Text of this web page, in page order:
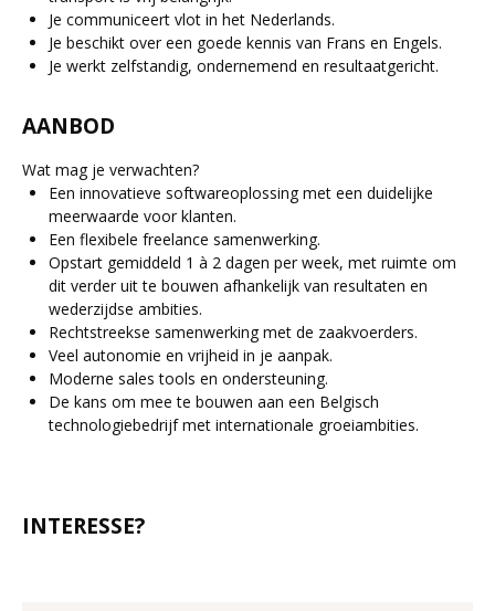
Je communiceert vlot in het Nederlands.
Je beschikt over een goede kennis van Frans en Engels.
Je werkt zelfstandig, ondernemend en resultaatgericht.
AANBOD
Wat mag je verwachten?
Een innovatieve softwareoplossing met een duidelijke
meerwaarde voor klanten.
Een flexibele freelance samenwerking.
Opstart gemiddeld 1 à 2 dagen per week, met ruimte om
dit verder uit te bouwen afhankelijk van resultaten en
wederzijdse ambities.
Rechtstreekse samenwerking met de zaakvoerders.
Veel autonomie en vrijheid in je aanpak.
Moderne sales tools en ondersteuning.
De kans om mee te bouwen aan een Belgisch
technologiebedrijf met internationale groeiambities.
INTERESSE?